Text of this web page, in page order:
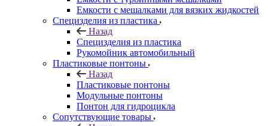
Емкости с мешалками для вязких жидкостей
Специзделия из пластика
Назад
Специзделия из пластика
Рукомойник автомобильный
Пластиковые понтоны
Назад
Пластиковые понтоны
Модульные понтоны
Понтон для гидроцикла
Сопутствующие товары